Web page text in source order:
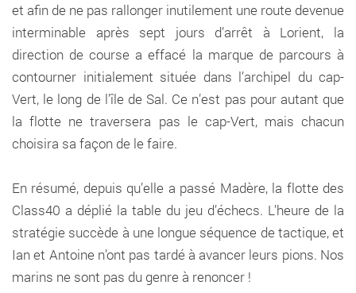
et afin de ne pas rallonger inutilement une route devenue
interminable après sept jours d’arrêt à Lorient, la
direction de course a effacé la marque de parcours à
contourner initialement située dans l’archipel du cap-
Vert, le long de l’île de Sal. Ce n’est pas pour autant que
la flotte ne traversera pas le cap-Vert, mais chacun
choisira sa façon de le faire.
En résumé, depuis qu’elle a passé Madère, la flotte des
Class40 a déplié la table du jeu d’échecs. L’heure de la
stratégie succède à une longue séquence de tactique, et
Ian et Antoine n’ont pas tardé à avancer leurs pions. Nos
marins ne sont pas du genre à renoncer !